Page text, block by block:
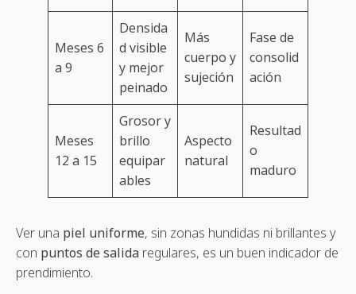
Meses 6
a 9
Densida
d visible
y mejor
peinado
Más
cuerpo y
sujeción
Fase de
consolid
ación
Meses
12 a 15
Grosor y
brillo
equipar
ables
Aspecto
natural
Resultad
o
maduro
Ver una piel uniforme, sin zonas hundidas ni brillantes y
con puntos de salida regulares, es un buen indicador de
prendimiento.